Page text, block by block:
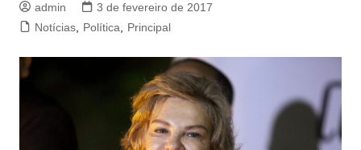
admin
3 de fevereiro de 2017
Notícias, Política Principal